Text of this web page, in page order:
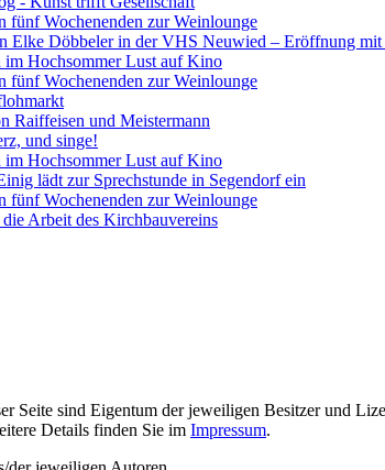
fünf Wochenenden zur Weinlounge
Elke Döbbeler in der VHS Neuwied – Eröffnung
im Hochsommer Lust auf Kino
fünf Wochenenden zur Weinlounge
Raiffeisen und Meistermann
und singe!
im Hochsommer Lust auf Kino
lädt zur Sprechstunde in Segendorf ein
fünf Wochenenden zur Weinlounge
Arbeit des Kirchbauvereins
Seite sind Eigentum der jeweiligen Besitzer und
Details finden Sie im Impressum.